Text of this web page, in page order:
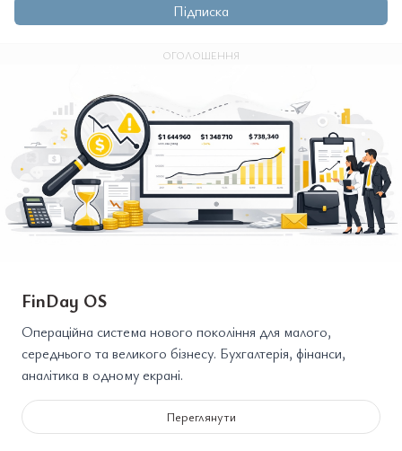
Підписка
ОГОЛОШЕННЯ
FinDay OS
Операційна система нового покоління для малого,
середнього та великого бізнесу. Бухгалтерія, фінанси,
аналітика в одному екрані.
Переглянути